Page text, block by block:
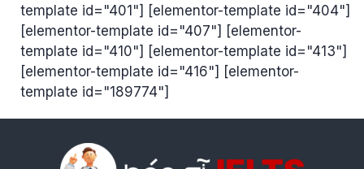
template id="401"] [elementor-template id="404"]
[elementor-template id="407"] [elementor-
template id="410"] [elementor-template id="413"]
[elementor-template id="416"] [elementor-
template id="189774"]